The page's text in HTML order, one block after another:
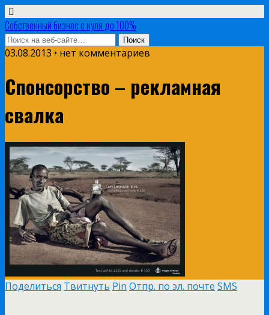
Собственный бизнес с нуля до 100%
03.08.2013 • нет комментариев
Спонсорство – рекламная
свалка
Поделиться Твитнуть Pin Отпр. по эл. почте SMS